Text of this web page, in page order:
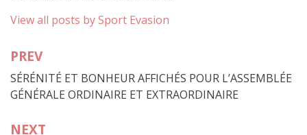
View all posts by Sport Evasion
Navigation
de
PREV
SÉRÉNITÉ ET BONHEUR AFFICHÉS POUR L’ASSEMBLÉE
GÉNÉRALE ORDINAIRE ET EXTRAORDINAIRE
NEXT